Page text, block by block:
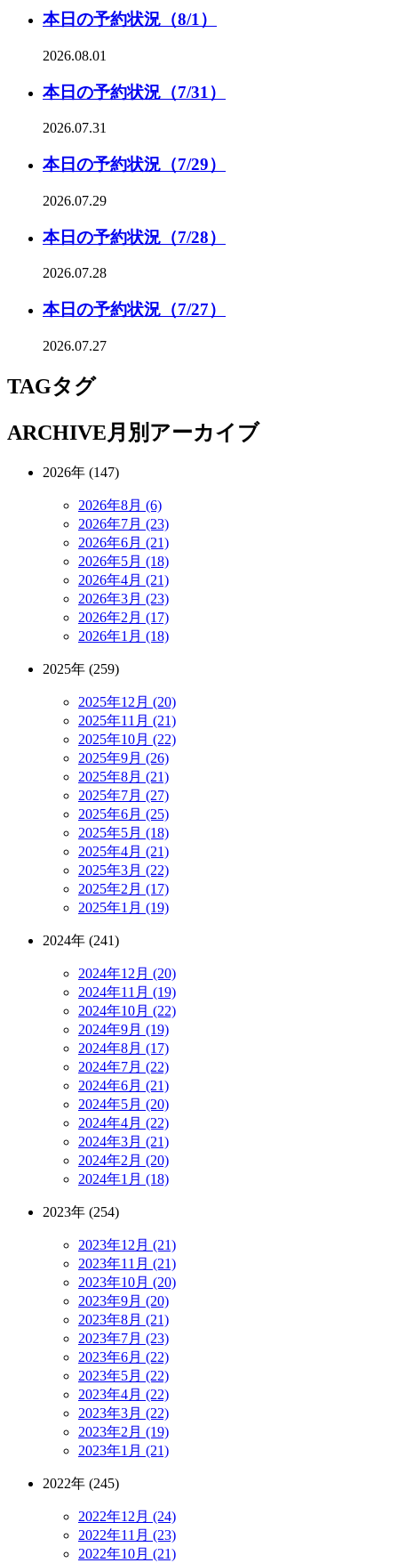
本日の予約状況（8/1）
2026.08.01
本日の予約状況（7/31）
2026.07.31
本日の予約状況（7/29）
2026.07.29
本日の予約状況（7/28）
2026.07.28
本日の予約状況（7/27）
2026.07.27
TAGタグ
ARCHIVE月別アーカイブ
2026年 (147)
2026年8月 (6)
2026年7月 (23)
2026年6月 (21)
2026年5月 (18)
2026年4月 (21)
2026年3月 (23)
2026年2月 (17)
2026年1月 (18)
2025年 (259)
2025年12月 (20)
2025年11月 (21)
2025年10月 (22)
2025年9月 (26)
2025年8月 (21)
2025年7月 (27)
2025年6月 (25)
2025年5月 (18)
2025年4月 (21)
2025年3月 (22)
2025年2月 (17)
2025年1月 (19)
2024年 (241)
2024年12月 (20)
2024年11月 (19)
2024年10月 (22)
2024年9月 (19)
2024年8月 (17)
2024年7月 (22)
2024年6月 (21)
2024年5月 (20)
2024年4月 (22)
2024年3月 (21)
2024年2月 (20)
2024年1月 (18)
2023年 (254)
2023年12月 (21)
2023年11月 (21)
2023年10月 (20)
2023年9月 (20)
2023年8月 (21)
2023年7月 (23)
2023年6月 (22)
2023年5月 (22)
2023年4月 (22)
2023年3月 (22)
2023年2月 (19)
2023年1月 (21)
2022年 (245)
2022年12月 (24)
2022年11月 (23)
2022年10月 (21)